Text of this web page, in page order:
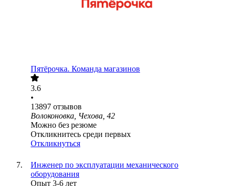
Пятёрочка. Команда магазинов
3.6
•
13897 отзывов
Волоконовка, Чехова, 42
Можно без резюме
Откликнитесь среди первых
Откликнуться
Инженер по эксплуатации механического
оборудования
Опыт 3-6 лет